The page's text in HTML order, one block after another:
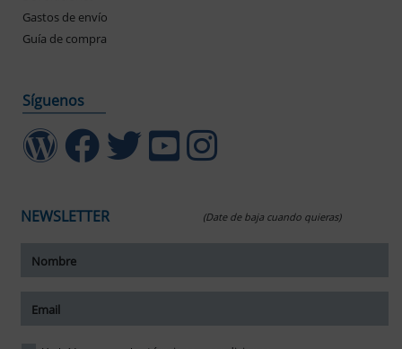
Gastos de envío
Guía de compra
Síguenos
NEWSLETTER (Date de baja cuando quieras)
tamaño del texto
del texto